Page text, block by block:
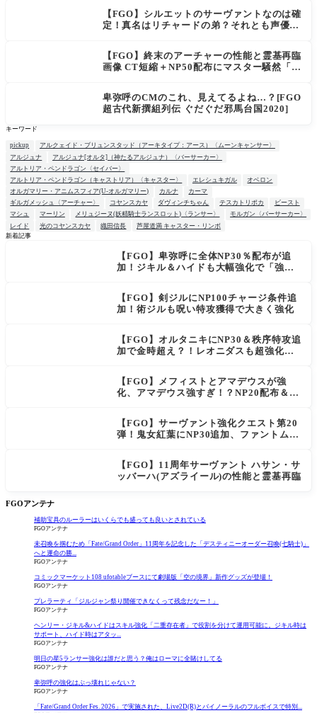
上がり出てくる
【FGO】シルエットのサーヴァントなのは確
定！真名はリチャードの弟？それとも声優さ
【FGO】終末のアーチャーの性能と霊基再臨
画像 CT短縮＋NP50配布にマスター騒然「普
卑弥呼のCMのこれ、見えてるよね…？[FGO
超古代新撰組列伝 ぐだぐだ邪馬台国2020]
キーワード
pickup
アルクェイド・ブリュンスタッド（アーキタイプ：アース）〈ムーンキャンサー〉
アルジュナ
アルジュナ[オルタ]（神たるアルジュナ）〈バーサーカー〉
アルトリア・ペンドラゴン〈セイバー〉
アルトリア・ペンドラゴン（キャストリア）〈キャスター〉
エレシュキガル
オベロン
オルガマリー・アニムスフィア(U-オルガマリー)
カルナ
カーマ
ギルガメッシュ〈アーチャー〉
コヤンスカヤ ダヴィンチちゃん テスカトリポカ
ビースト
マシュ
マーリン メリュジーヌ(妖精騎士ランスロット)〈ランサー〉
モルガン〈バーサーカー〉
レイド
光のコヤンスカヤ 織田信長
芦屋道満 キャスター・リンボ
新着記事
【FGO】卑弥呼に全体NP30％配布が追
加！ジキル＆ハイドも大幅強化で「強す
【FGO】剣ジルにNP100チャージ条件追
加！術ジルも呪い特攻獲得で大きく強化
【FGO】オルタニキにNP30＆秩序特攻追
加で金時超え？！レオニダスも超強化で
【FGO】メフィストとアマデウスが強
化、アマデウス強すぎ！？NP20配布＆Ar
【FGO】サーヴァント強化クエスト第20
弾！鬼女紅葉にNP30追加、ファントムも
【FGO】11周年サーヴァント ハサン・サ
ッバーハ(アズライール)の性能と霊基再臨
FGOアンテナ
補助宝具のルーラーはいくらでも盛っても良いとされている
FGOアンテナ
未召喚を掴むため「Fate/Grand Order」11周年を記念した「デスティニーオーダー召喚(七騎士)」
へと運命の勝...
FGOアンテナ
コミックマーケット108 ufotableブースにて劇場版「空の境界」新作グッズが登場！
FGOアンテナ
プレラーティ「ジルジャン祭り開催できなくって残念だなー！」
FGOアンテナ
ヘンリー・ジキル&ハイドはスキル強化「二重存在者」で役割を分けて運用可能に。ジキル時は
サポート、ハイド時はアタッ...
FGOアンテナ
明日の星5ランサー強化は誰だと思う？俺はローマに全賭けしてる
FGOアンテナ
卑弥呼の強化はぶっ壊れじゃない？
FGOアンテナ
「Fate/Grand Order Fes. 2026」で実施された、Live2D(R)とバイノーラルのフルボイスで特別...